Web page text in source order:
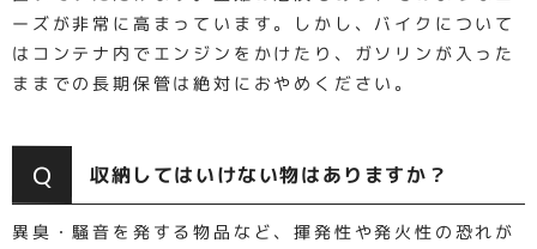
ーズが非常に高まっています。しかし、バイクについて
はコンテナ内でエンジンをかけたり、ガソリンが入った
ままでの長期保管は絶対におやめください。
Q 収納してはいけない物はありますか？
異臭・騒音を発する物品など、揮発性や発火性の恐れが